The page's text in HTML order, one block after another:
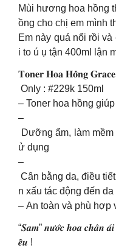
Mùi hương hoa hồng
ồng cho chị em mình
Em này quá nổi rồi
i to ú ụ tận 400ml lận
𝐓𝐨𝐧𝐞𝐫 𝐇𝐨𝐚 𝐇𝐨̂̀𝐧𝐠
Only : #229k 150ml
– Toner hoa hồng
–
Dưỡng ẩm, làm
ử dụng
–
Cân bằng da, điều
n xấu tác động đến da
– An toàn và phù hợp
“𝑺𝒂𝒎” 𝒏𝒖̛𝒐̛́𝒄 𝒉𝒐𝒂 𝒄𝒉𝒂̂𝒏
𝒆̂̀𝒖 !